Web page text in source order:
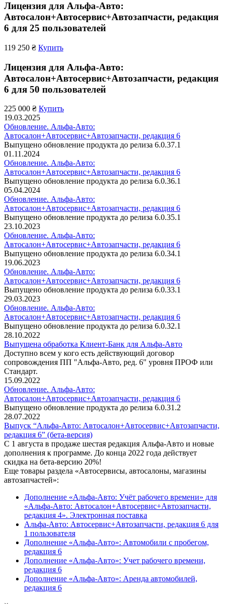
Лицензия для Альфа-Авто:
Автосалон+Автосервис+Автозапчасти, редакция
6 для 25 пользователей
119 250 ₴ Купить
Лицензия для Альфа-Авто:
Автосалон+Автосервис+Автозапчасти, редакция
6 для 50 пользователей
225 000 ₴ Купить
19.03.2025
Обновление. Альфа-Авто:
Автосалон+Автосервис+Автозапчасти, редакция 6
Выпущено обновление продукта до релиза 6.0.37.1
01.11.2024
Обновление. Альфа-Авто:
Автосалон+Автосервис+Автозапчасти, редакция 6
Выпущено обновление продукта до релиза 6.0.36.1
05.04.2024
Обновление. Альфа-Авто:
Автосалон+Автосервис+Автозапчасти, редакция 6
Выпущено обновление продукта до релиза 6.0.35.1
23.10.2023
Обновление. Альфа-Авто:
Автосалон+Автосервис+Автозапчасти, редакция 6
Выпущено обновление продукта до релиза 6.0.34.1
19.06.2023
Обновление. Альфа-Авто:
Автосалон+Автосервис+Автозапчасти, редакция 6
Выпущено обновление продукта до релиза 6.0.33.1
29.03.2023
Обновление. Альфа-Авто:
Автосалон+Автосервис+Автозапчасти, редакция 6
Выпущено обновление продукта до релиза 6.0.32.1
28.10.2022
Выпущена обработка Клиент-Банк для Альфа-Авто
Доступно всем у кого есть действующий договор
сопровождения ПП "Альфа-Авто, ред. 6" уровня ПРОФ или
Стандарт.
15.09.2022
Обновление. Альфа-Авто:
Автосалон+Автосервис+Автозапчасти, редакция 6
Выпущено обновление продукта до релиза 6.0.31.2
28.07.2022
Выпуск “Альфа-Авто: Автосалон+Автосервис+Автозапчасти,
редакция 6” (бета-версия)
С 1 августа в продаже шестая редакция Альфа-Авто и новые
дополнения к программе. До конца 2022 года действует
скидка на бета-версию 20%!
Еще товары раздела «Автосервисы, автосалоны, магазины
автозапчастей»:
Дополнение «Альфа-Авто: Учёт рабочего времени» для
«Альфа-Авто: Автосалон+Автосервис+Автозапчасти,
редакция 4». Электронная поставка
Альфа-Авто: Автосервис+Автозапчасти, редакция 6 для
1 пользователя
Дополнение «Альфа-Авто»: Автомобили с пробегом,
редакция 6
Дополнение «Альфа-Авто»: Учет рабочего времени,
редакция 6
Дополнение «Альфа-Авто»: Аренда автомобилей,
редакция 6